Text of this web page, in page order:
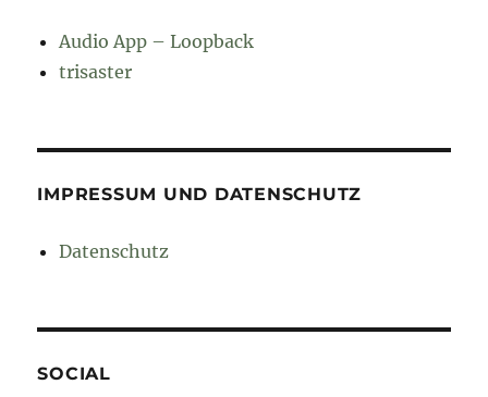
Audio App – Loopback
trisaster
IMPRESSUM UND DATENSCHUTZ
Datenschutz
SOCIAL